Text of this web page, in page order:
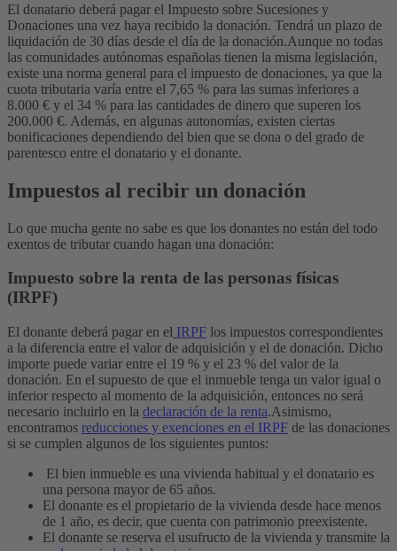
El donatario deberá pagar el Impuesto sobre Sucesiones y
Donaciones una vez haya recibido la donación. Tendrá un plazo de
liquidación de 30 días desde el día de la donación.Aunque no todas
las comunidades autónomas españolas tienen la misma legislación,
existe una norma general para el impuesto de donaciones, ya que la
cuota tributaria varía entre el 7,65 % para las sumas inferiores a
8.000 € y el 34 % para las cantidades de dinero que superen los
200.000 €. Además, en algunas autonomías, existen ciertas
bonificaciones dependiendo del bien que se dona o del grado de
parentesco entre el donatario y el donante.
Impuestos al recibir un donación
Lo que mucha gente no sabe es que los donantes no están del todo
exentos de tributar cuando hagan una donación:
Impuesto sobre la renta de las personas físicas
(IRPF)
El donante deberá pagar en el IRPF los impuestos correspondientes
a la diferencia entre el valor de adquisición y el de donación. Dicho
importe puede variar entre el 19 % y el 23 % del valor de la
donación. En el supuesto de que el inmueble tenga un valor igual o
inferior respecto al momento de la adquisición, entonces no será
necesario incluirlo en la declaración de la renta.Asimismo,
encontramos reducciones y exenciones en el IRPF de las donaciones
si se cumplen algunos de los siguientes puntos:
El bien inmueble es una vivienda habitual y el donatario es
una persona mayor de 65 años.
El donante es el propietario de la vivienda desde hace menos
de 1 año, es decir, que cuenta con patrimonio preexistente.
El donante se reserva el usufructo de la vivienda y transmite la